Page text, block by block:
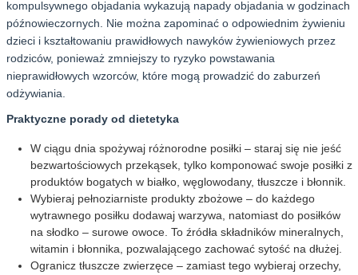
kompulsywnego objadania wykazują napady objadania w godzinach
późnowieczornych. Nie można zapominać o odpowiednim żywieniu
dzieci i kształtowaniu prawidłowych nawyków żywieniowych przez
rodziców, ponieważ zmniejszy to ryzyko powstawania
nieprawidłowych wzorców, które mogą prowadzić do zaburzeń
odżywiania.
Praktyczne porady od dietetyka
W ciągu dnia spożywaj różnorodne posiłki – staraj się nie jeść
bezwartościowych przekąsek, tylko komponować swoje posiłki z
produktów bogatych w białko, węglowodany, tłuszcze i błonnik.
Wybieraj pełnoziarniste produkty zbożowe – do każdego
wytrawnego posiłku dodawaj warzywa, natomiast do posiłków
na słodko – surowe owoce. To źródła składników mineralnych,
witamin i błonnika, pozwalającego zachować sytość na dłużej.
Ogranicz tłuszcze zwierzęce – zamiast tego wybieraj orzechy,